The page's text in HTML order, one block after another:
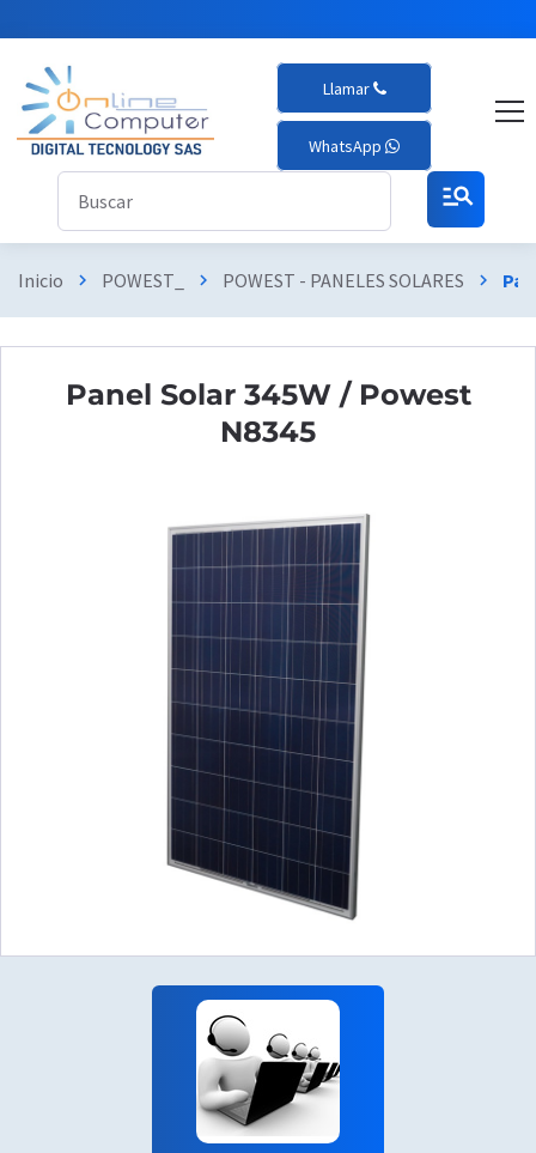
Llamar
WhatsApp
manage_search
Inicio chevron_right POWEST_ chevron_right POWEST - PANELES SOLARES chevron_right
Panel Solar 345W / Powest
N8345